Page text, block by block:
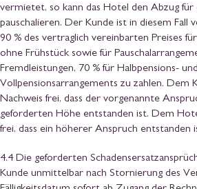
vermietet, so kann das Hotel den Abzug
pauschalieren. Der Kunde ist in diesem Fall
90 % des vertraglich vereinbarten Preises
ohne Frühstück sowie für
Fremdleistungen, 70 % für Halbpensions-
Vollpensionsarrangements zu zahlen. Dem
Nachweis frei, dass der vorgenannte
geforderten Höhe entstanden ist. Dem
frei, dass ein höherer Anspruch entstanden
4.4 Die geforderten
Kunde unmittelbar nach Stornierung des